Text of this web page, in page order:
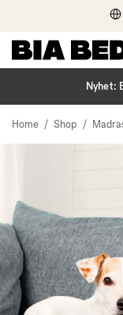
Hopp
til
Nyhet:
Home / Shop /